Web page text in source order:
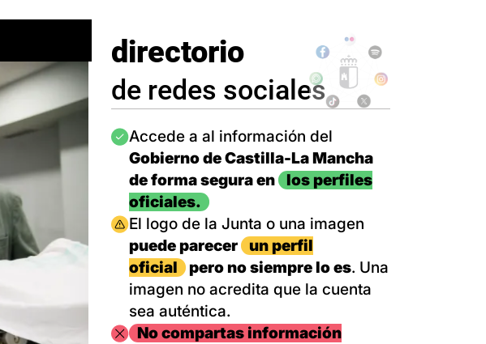
directorio
de redes sociales
Imagen
Accede a al información del
Gobierno de Castilla-La Mancha
de forma segura en
los perfiles
oficiales.
Imagen
El logo de la Junta o una imagen
puede parecer
un perfil
oficial
pero no siempre lo es. Una
imagen no acredita que la cuenta
sea auténtica.
ImagenNo compartas información